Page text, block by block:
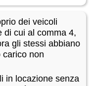
dei veicoli
di cui al comma 4,
gli stessi abbiano
carico non
in locazione senza